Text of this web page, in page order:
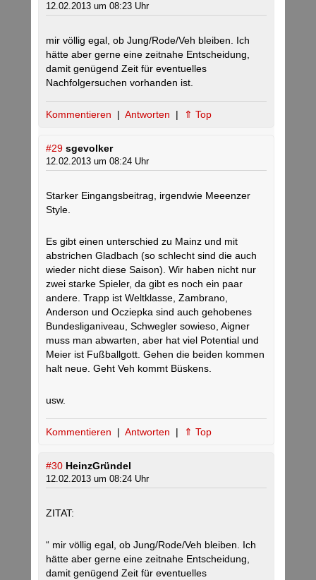
12.02.2013 um 08:23 Uhr
mir völlig egal, ob Jung/Rode/Veh bleiben. Ich
hätte aber gerne eine zeitnahe Entscheidung,
damit genügend Zeit für eventuelles
Nachfolgersuchen vorhanden ist.
Kommentieren | Antworten | ⇑ Top
#29 sgevolker
12.02.2013 um 08:24 Uhr
Starker Eingangsbeitrag, irgendwie Meeenzer
Style.
Es gibt einen unterschied zu Mainz und mit
abstrichen Gladbach (so schlecht sind die auch
wieder nicht diese Saison). Wir haben nicht nur
zwei starke Spieler, da gibt es noch ein paar
andere. Trapp ist Weltklasse, Zambrano,
Anderson und Ocziepka sind auch gehobenes
Bundesliganiveau, Schwegler sowieso, Aigner
muss man abwarten, aber hat viel Potential und
Meier ist Fußballgott. Gehen die beiden kommen
halt neue. Geht Veh kommt Büskens.
usw.
Kommentieren | Antworten | ⇑ Top
#30 HeinzGründel
12.02.2013 um 08:24 Uhr
ZITAT:
“ mir völlig egal, ob Jung/Rode/Veh bleiben. Ich
hätte aber gerne eine zeitnahe Entscheidung,
damit genügend Zeit für eventuelles